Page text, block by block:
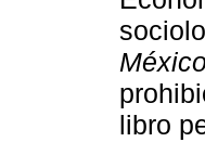
México
libro